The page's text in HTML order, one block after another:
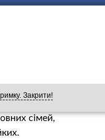
Закрити!
Обіцяли
борги роками. Ось
жuвuм
кожної дівчини.
а у вільний час
сімей,